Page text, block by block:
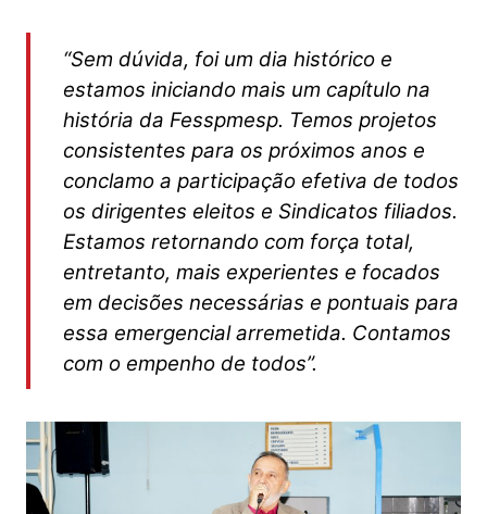
“Sem dúvida, foi um dia histórico e
estamos iniciando mais um capítulo na
história da Fesspmesp. Temos projetos
consistentes para os próximos anos e
conclamo a participação efetiva de todos
os dirigentes eleitos e Sindicatos filiados.
Estamos retornando com força total,
entretanto, mais experientes e focados
em decisões necessárias e pontuais para
essa emergencial arremetida. Contamos
com o empenho de todos”.